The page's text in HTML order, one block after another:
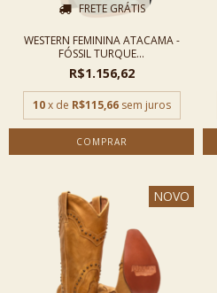
FRETE GRÁTIS
WESTERN FEMININA ATACAMA -
FÓSSIL TURQUE...
R$1.156,62
10 x de R$115,66 sem juros
COMPRAR
NOVO